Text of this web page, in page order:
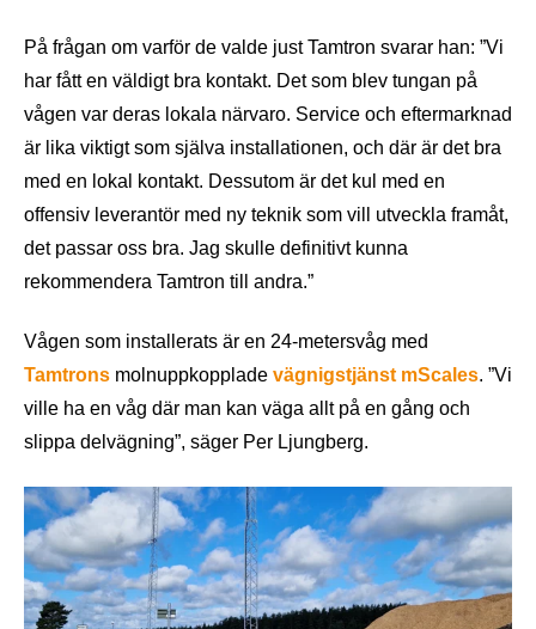
På frågan om varför de valde justTamtron svarar han: ”Vi
har fått en väldigt bra kontakt. Det som blev tungan på
vågen var deras lokala närvaro. Service och eftermarknad
är lika viktigt som själva installationen, och där är det bra
med en lokal kontakt. Dessutom är det kul med en
offensiv leverantör med ny teknik som vill utveckla framåt,
det passar oss bra. Jag skulle definitivt kunna
rekommendera Tamtron till andra.”
Vågen som installerats är en 24-metersvåg med
Tamtrons molnuppkopplade vägnigstjänst mScales. ”Vi
ville ha en våg där man kan väga allt på en gång och
slippa delvägning”, säger Per Ljungberg.